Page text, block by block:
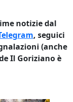
notizie dal
, seguici
(anche
Il Goriziano è